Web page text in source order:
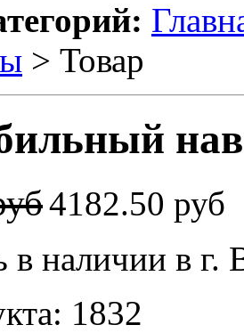
> Товар
4182.50 руб
в наличии в г.
1832